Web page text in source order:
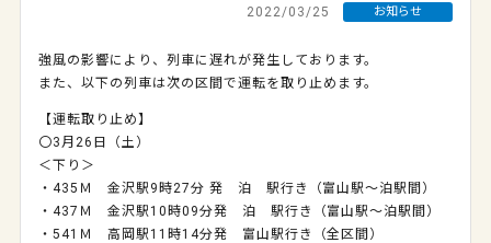
2022/03/25 お知らせ
強風の影響により、列車に遅れが発生しております。
また、以下の列車は次の区間で運転を取り止めます。
【運転取り止め】
〇3月26日（土）
＜下り＞
・435Ｍ 金沢駅9時27分 発 泊 駅行き（富山駅～泊駅間）
・437Ｍ 金沢駅10時09分発 泊 駅行き（富山駅～泊駅間）
・541Ｍ 高岡駅11時14分発 富山駅行き（全区間）